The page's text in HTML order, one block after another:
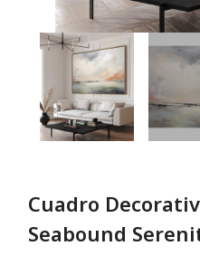
Cuadro
Seabound